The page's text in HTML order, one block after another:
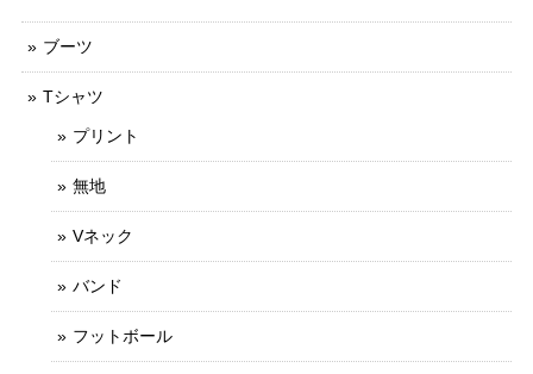
ブーツ
Tシャツ
プリント
無地
Vネック
バンド
フットボール